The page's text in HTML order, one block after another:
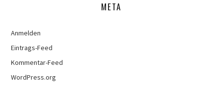
META
Anmelden
Eintrags-Feed
Kommentar-Feed
WordPress.org